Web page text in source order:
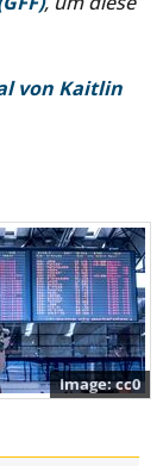
von Kaitlin
cc0